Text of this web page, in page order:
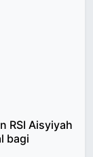
RSI Aisyiyah
bagi